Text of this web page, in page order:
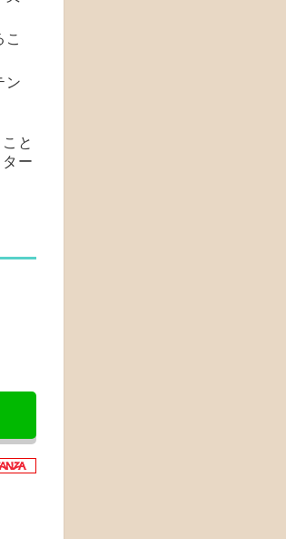
ン
と
ー